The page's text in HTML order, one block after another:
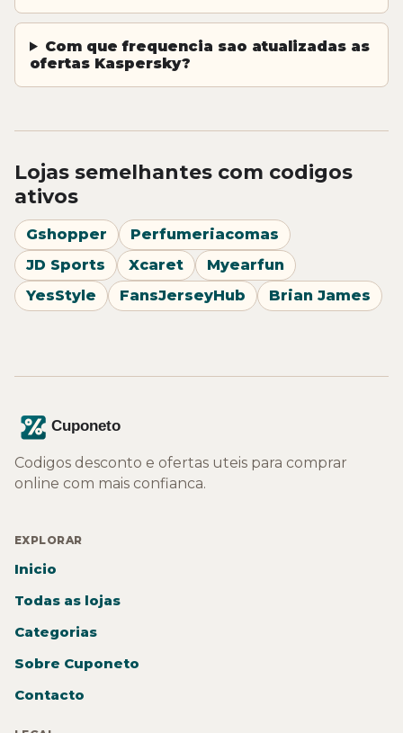
Com que frequencia sao atualizadas as
ofertas Kaspersky?
Lojas semelhantes com codigos
ativos
Gshopper
Perfumeriacomas
JD Sports
Xcaret
Myearfun
YesStyle
FansJerseyHub Brian James
Codigos desconto e ofertas uteis para comprar
online com mais confianca.
EXPLORAR
Inicio
Todas as lojas
Categorias
Sobre Cuponeto
Contacto